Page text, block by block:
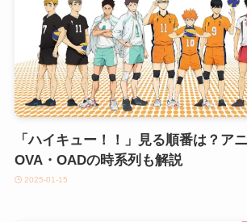
「ハイキュー！！」見る順番は？ア
OVA・OADの時系列も解説
2025-01-15